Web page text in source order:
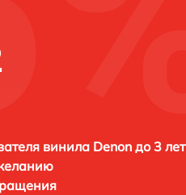
винила Denon до 3 лет